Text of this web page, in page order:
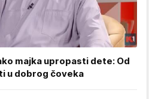
majka upropasti dete: Od
u dobrog čoveka